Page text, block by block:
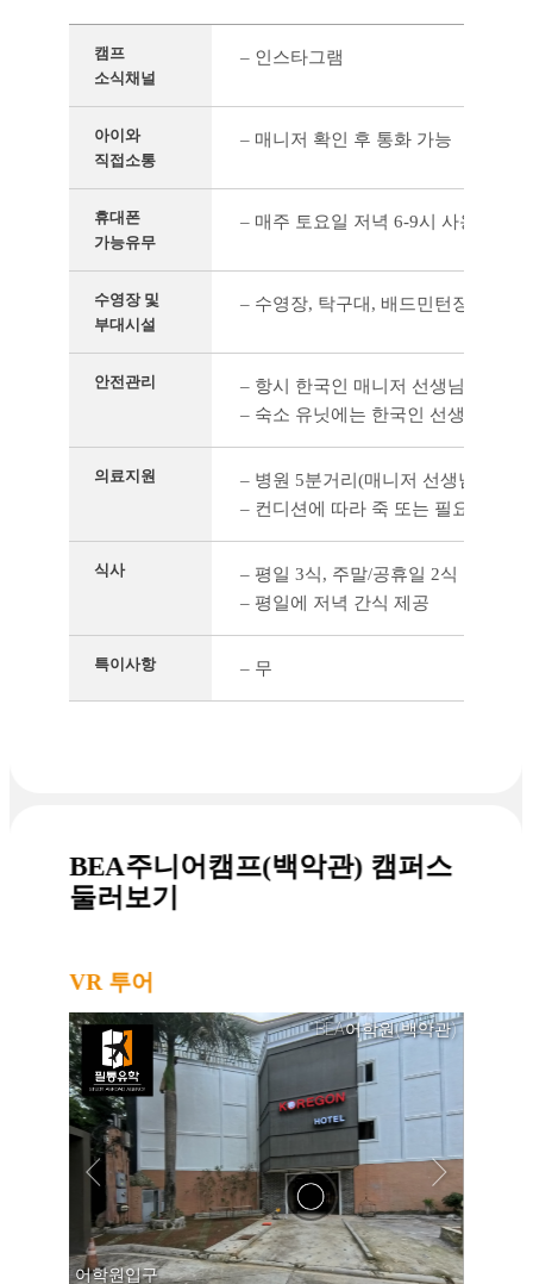
캠프
소식채널
– 인스타그램
아이와
직접소통
– 매니저 확인 후 통화 가능
휴대폰
가능유무
– 매주 토요일 저녁 6-9시 사용 가능
수영장 및
부대시설
– 수영장, 탁구대, 배드민턴장, 축구
안전관리
– 항시 한국인 매니저 선생님들 포인
– 숙소 유닛에는 한국인 선생님이 같
의료지원
– 병원 5분거리(매니저 선생님과 학
– 컨디션에 따라 죽 또는 필요한 식
식사
– 평일 3식, 주말/공휴일 2식
– 평일에 저녁 간식 제공
특이사항 – 무
BEA주니어캠프(백악관) 캠퍼스
둘러보기
VR 투어